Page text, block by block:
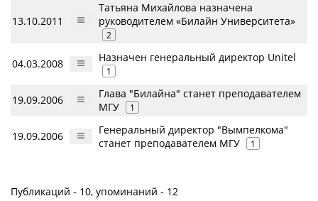
13.10.2011
Татьяна Михайлова назначена
руководителем «Билайн Университета»
2
04.03.2008 Назначен генеральный директор Unitel
1
19.09.2006
Глава "Билайна" станет преподавателем
МГУ
1
19.09.2006
Генеральный директор "Вымпелкома"
станет преподавателем МГУ
1
Публикаций - 10, упоминаний - 12